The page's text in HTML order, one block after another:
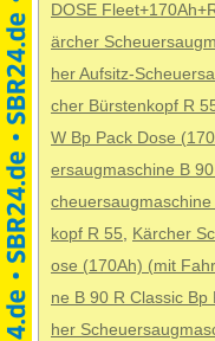
DOSE
ärcher
her Aufsitz-
cher Bürstenkopf R
W Bp Pack Dose
ersaugmaschine B
kopf R 55, Kärcher
ose (170Ah) (mit
ne B 90 R Classic Bp
her